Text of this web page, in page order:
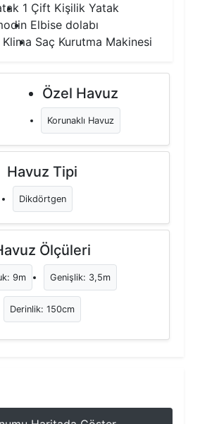
1 Çift Kişilik Yatak
Elbise dolabı
Klima Saç Kurutma Makinesi
Özel Havuz
Korunaklı Havuz
Havuz Tipi
Dikdörtgen
Ölçüleri
9m Genişlik: 3,5m
Derinlik: 150cm